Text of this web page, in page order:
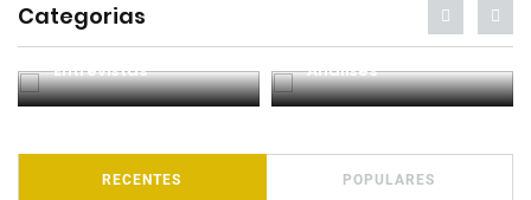
Categorias
Entrevistas Análises
RECENTES POPULARES